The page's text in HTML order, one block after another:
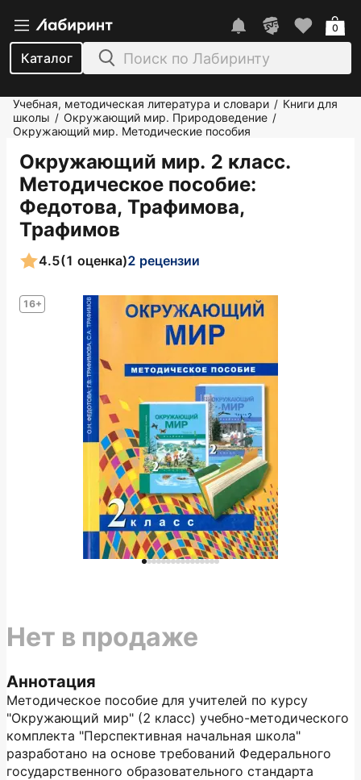
Каталог
0
Учебная, методическая литература и словари / Книги для
школы / Окружающий мир. Природоведение /
Окружающий мир. Методические пособия
Окружающий мир. 2 класс.
Методическое пособие:
Федотова, Трафимова,
Трафимов
16+
4.5(1 оценка)2 рецензии
Аннотация
Методическое пособие для учителей по курсу
"Окружающий мир" (2 класс) учебно-методического
комплекта "Перспективная начальная школа"
разработано на основе требований Федерального
государственного образовательного стандарта
Нет в продаже